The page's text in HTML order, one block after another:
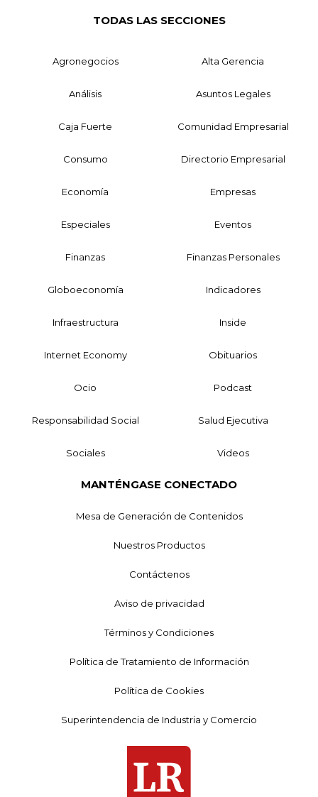
TODAS LAS SECCIONES
Agronegocios Alta Gerencia
Análisis Asuntos Legales
Caja Fuerte Comunidad Empresarial
Consumo Directorio Empresarial
Economía Empresas
Especiales Eventos
Finanzas Finanzas Personales
Globoeconomía Indicadores
Infraestructura Inside
Internet Economy Obituarios
Ocio Podcast
Responsabilidad Social Salud Ejecutiva
Sociales Videos
MANTÉNGASE CONECTADO
Mesa de Generación de Contenidos
Nuestros Productos
Contáctenos
Aviso de privacidad
Términos y Condiciones
Política de Tratamiento de Información
Política de Cookies
Superintendencia de Industria y Comercio